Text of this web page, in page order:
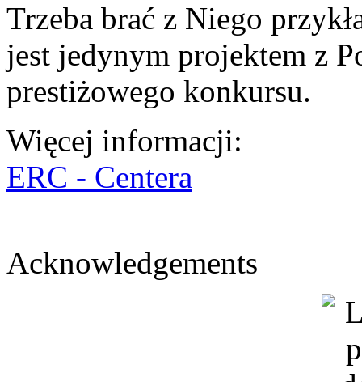
Trzeba brać z Niego
jest jedynym projektem z
prestiżowego konkursu.
Więcej informacji:
ERC - Centera
Acknowledgements